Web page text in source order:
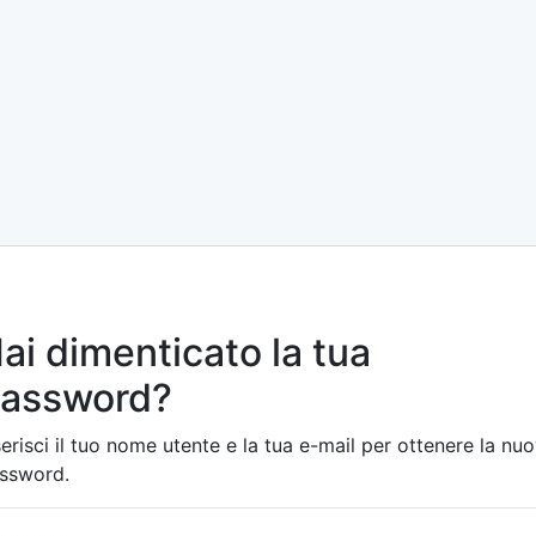
dimenticato la tua
il tuo nome utente e la tua e-mail per ottenere la